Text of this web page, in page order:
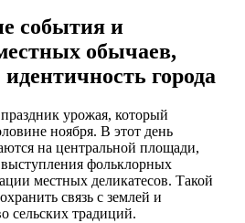
события и
обычаев,
города
урожая, который
ноября. В этот день
на центральной площади,
фольклорных
местных деликатесов. Такой
связь с землей и
сельских традиций.